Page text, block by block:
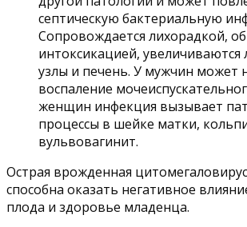
септическую бактериальную
Сопровождается лихорадкой,
интоксикацией, увеличиваются
узлы и печень. У мужчин может
воспаление
женщин инфекция вызывает
процессы в шейке матки,
вульвовагинит.
Острая врожденная
способна оказать негативное
плода и здоровье младенца.